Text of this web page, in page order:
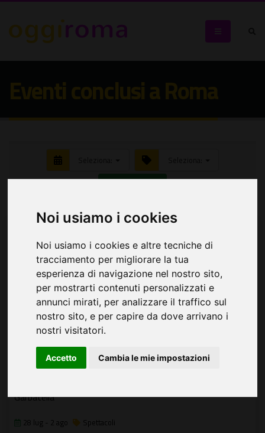
Noi usiamo i cookies
Noi usiamo i cookies e altre tecniche di
tracciamento per migliorare la tua
esperienza di navigazione nel nostro sito,
per mostrarti contenuti personalizzati e
annunci mirati, per analizzare il traffico sul
nostro sito, e per capire da dove arrivano i
nostri visitatori.
Accetto Cambia le mie impostazioni
Sgarbatellum - Xª edizione
Garbatella
28 lug - 2 ago Spettacoli